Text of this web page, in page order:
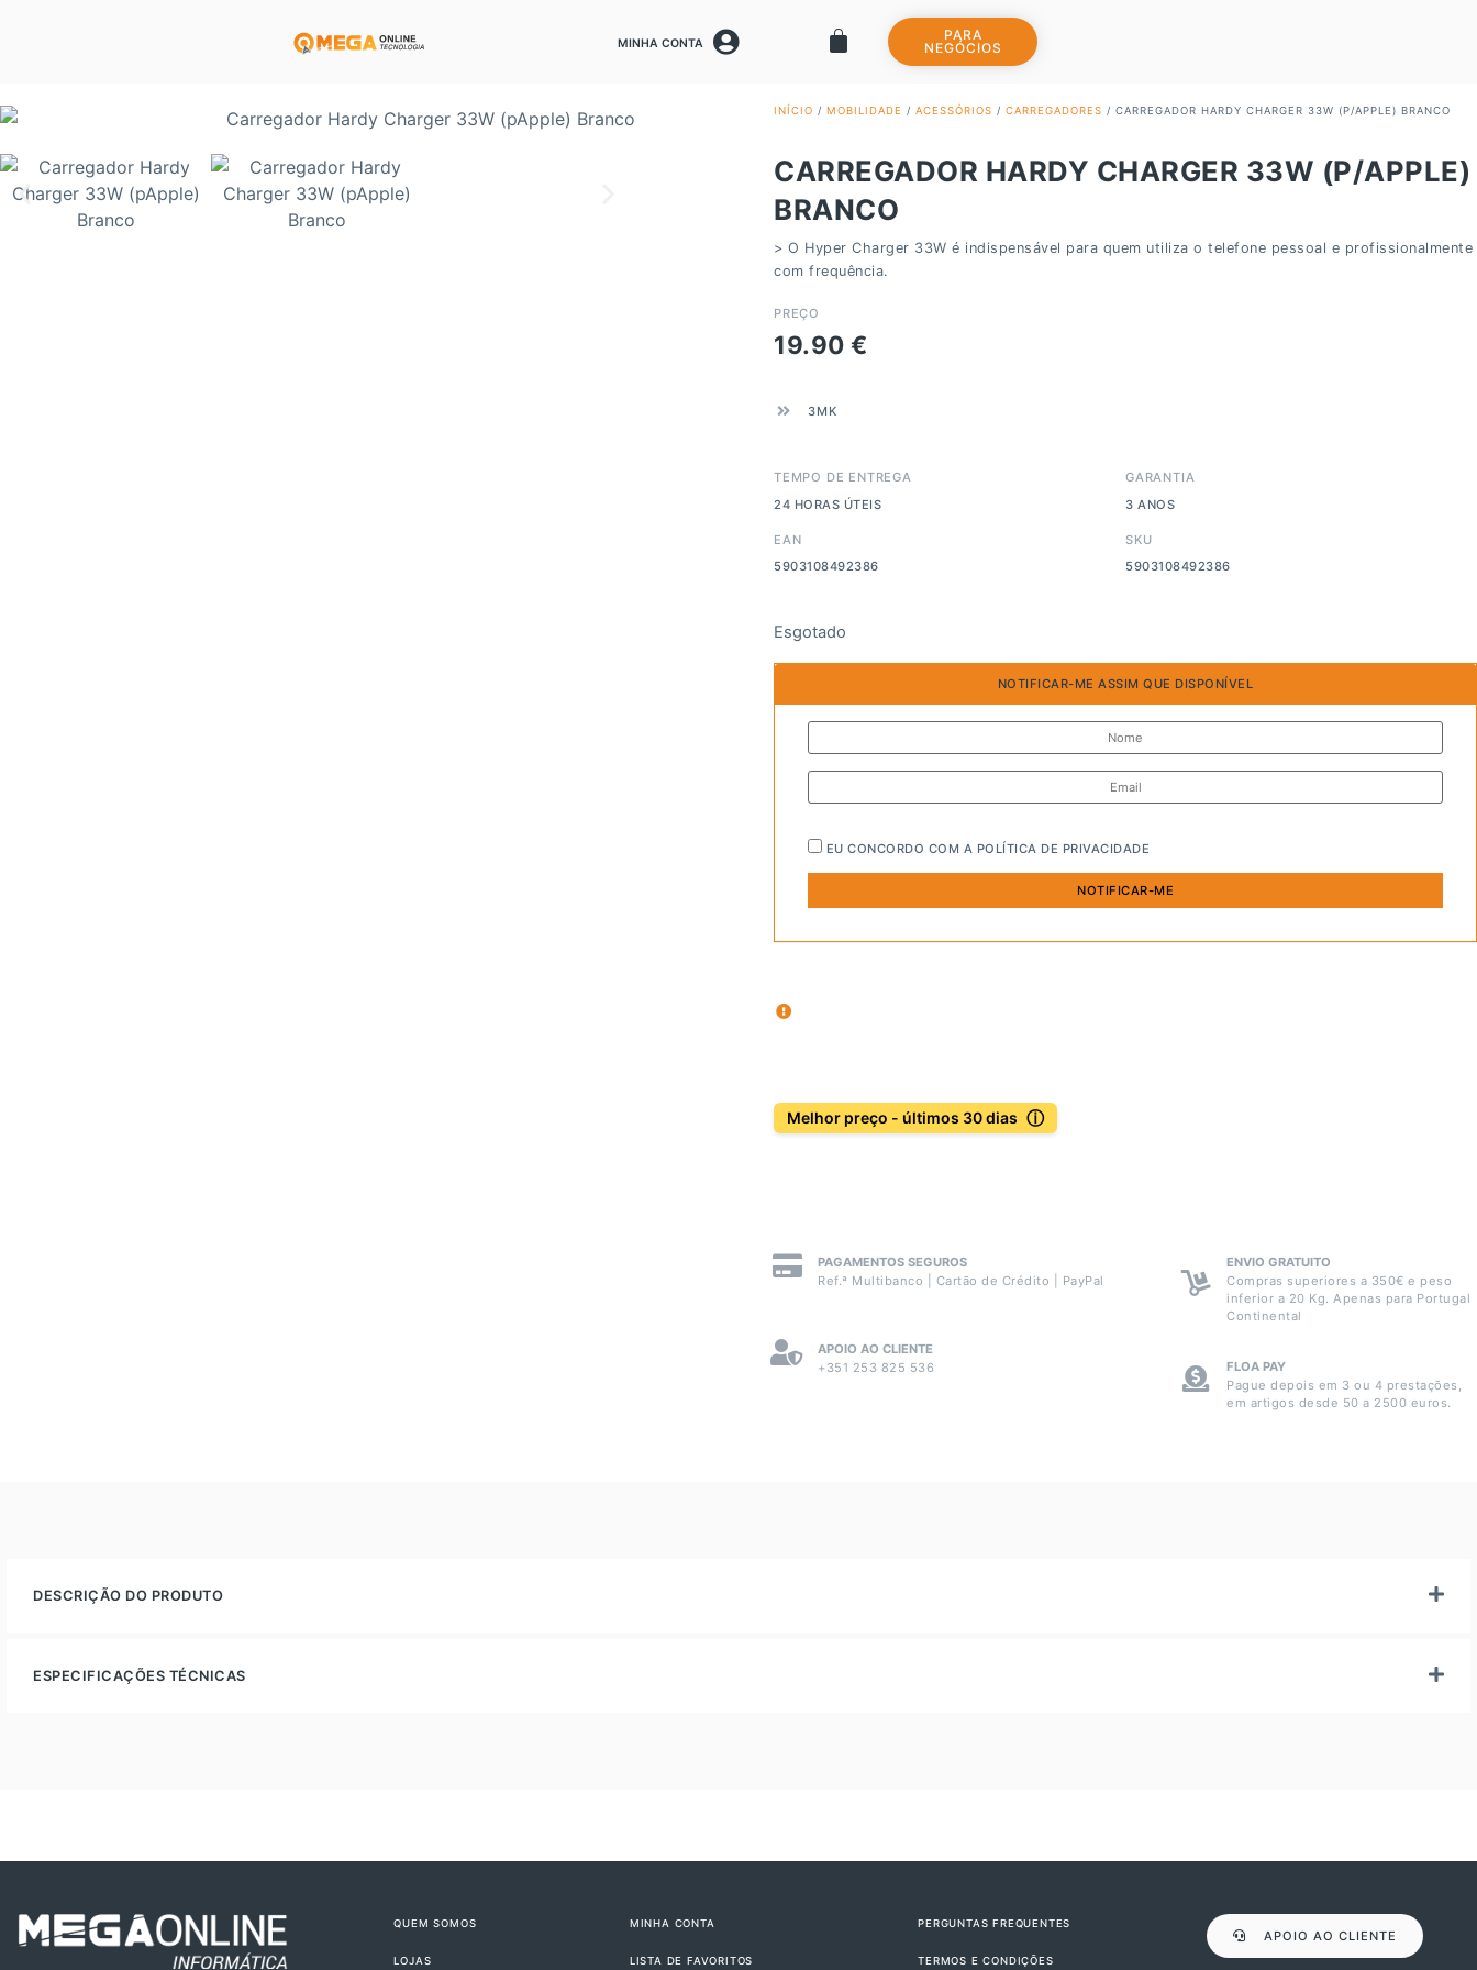
MINHA CONTA
PARA
NEGÓCIOS
INÍCIO / MOBILIDADE / ACESSÓRIOS / CARREGADORES / CARREGADOR HARDY CHARGER 33W (P/APPLE) BRANCO
CARREGADOR HARDY CHARGER 33W (P/APPLE)
BRANCO
> O Hyper Charger 33W é indispensável para quem utiliza o telefone pessoal e profissionalmente
com frequência.
PREÇO
19.90 €
3MK
TEMPO DE ENTREGA
24 HORAS ÚTEIS
GARANTIA
3 ANOS
EAN
5903108492386
SKU
5903108492386
Esgotado
NOTIFICAR-ME ASSIM QUE DISPONÍVEL
EU CONCORDO COM A POLÍTICA DE PRIVACIDADE
Melhor preço - últimos 30 dias ⓘ
PAGAMENTOS SEGUROS
Ref.ª Multibanco | Cartão de Crédito | PayPal
APOIO AO CLIENTE
+351 253 825 536
ENVIO GRATUITO
Compras superiores a 350€ e peso
inferior a 20 Kg. Apenas para Portugal
Continental
FLOA PAY
Pague depois em 3 ou 4 prestações,
em artigos desde 50 a 2500 euros.
DESCRIÇÃO DO PRODUTO
ESPECIFICAÇÕES TÉCNICAS
QUEM SOMOS
LOJAS
MINHA CONTA
LISTA DE FAVORITOS
PERGUNTAS FREQUENTES
TERMOS E CONDIÇÕES
APOIO AO CLIENTE